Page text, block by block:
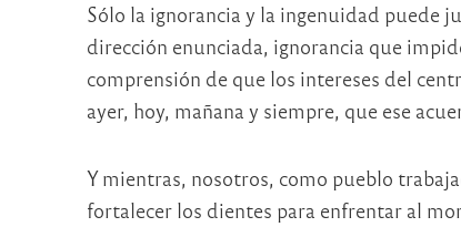
Sólo la ignorancia y la ingenuidad puede
dirección enunciada, ignorancia que
comprensión de que los intereses del
ayer, hoy, mañana y siempre, que ese
Y mientras, nosotros, como pueblo
fortalecer los dientes para enfrentar al